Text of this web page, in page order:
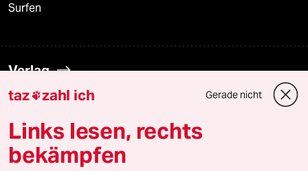
Surfen
Verlag
Hausblog
taz zahl ich Gerade nicht
Links lesen, rechts
bekämpfen